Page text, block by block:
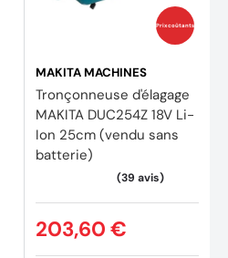
Prix coûtants
MAKITA MACHINES
Tronçonneuse d'élagage
MAKITA DUC254Z 18V Li-
Ion 25cm (vendu sans
batterie)
203,60 €